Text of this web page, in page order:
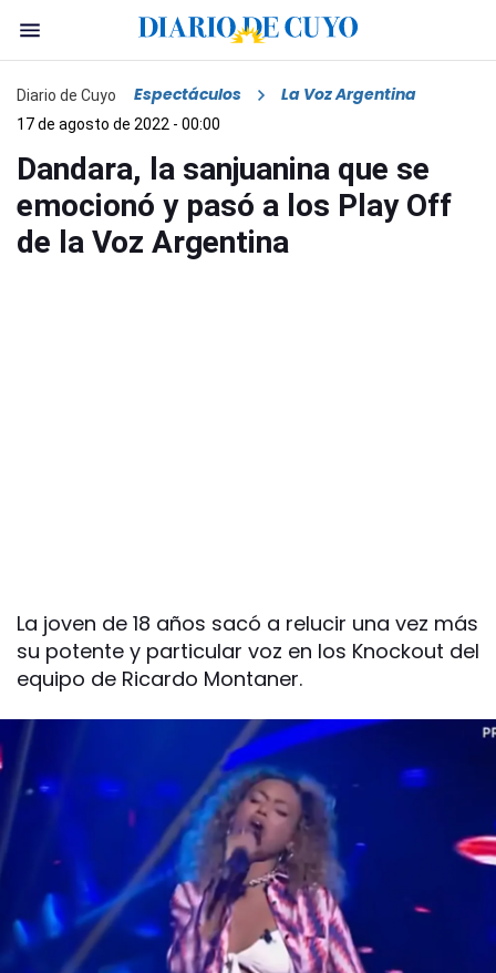
Diario de Cuyo Espectáculos La Voz Argentina
17 de agosto de 2022 - 00:00
Dandara, la sanjuanina que se
emocionó y pasó a los Play Off
de la Voz Argentina
La joven de 18 años sacó a relucir una vez más
su potente y particular voz en los Knockout del
equipo de Ricardo Montaner.